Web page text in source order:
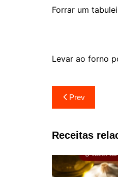
Forrar um
Levar ao forno
de
artigos
Prev
Receitas